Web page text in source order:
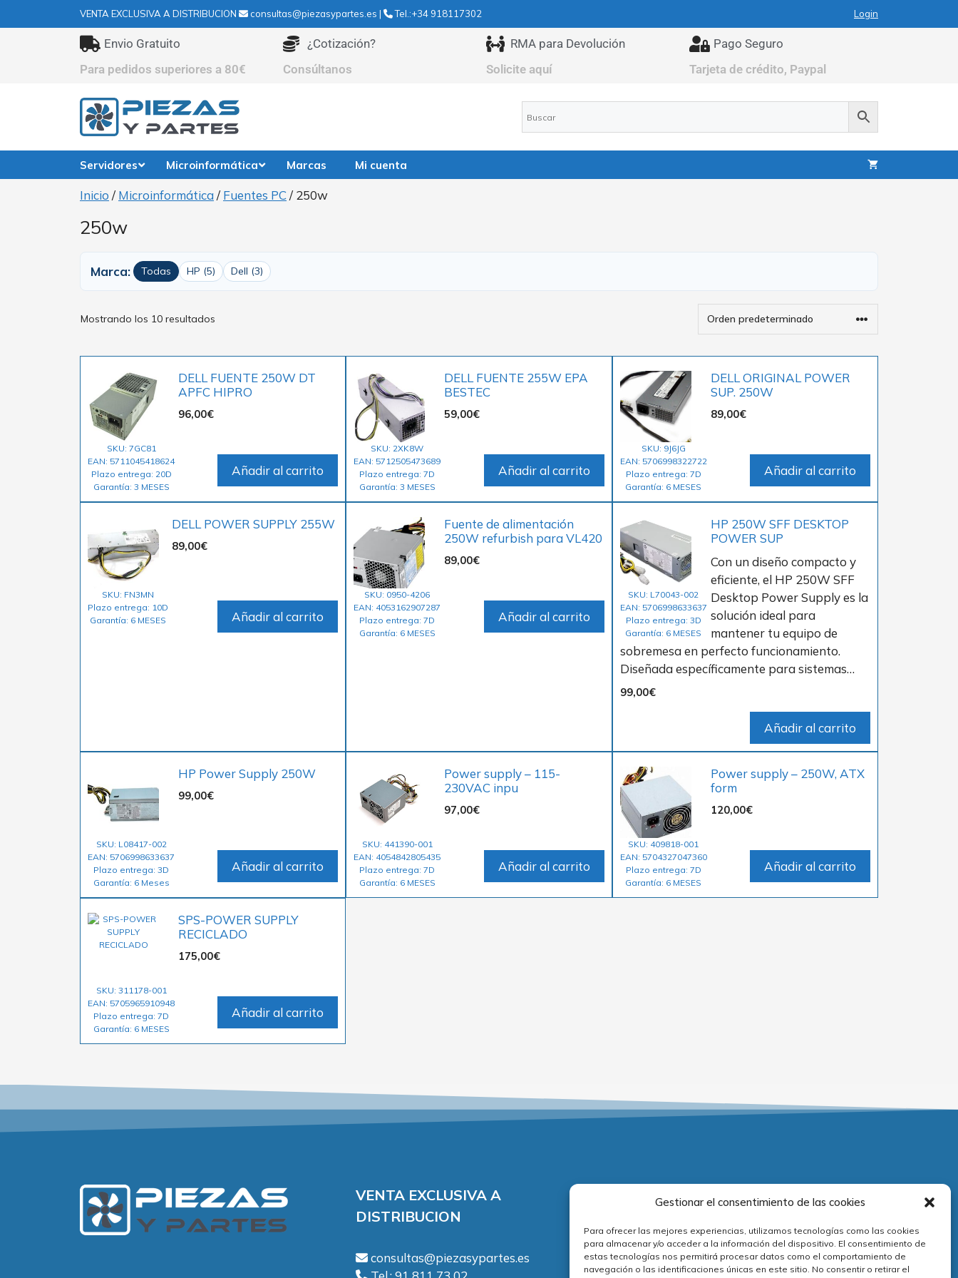
Gestionar el consentimiento de las cookies
Para ofrecer las mejores experiencias, utilizamos tecnologías como las cookies
para almacenar y/o acceder a la información del dispositivo. El consentimiento de
estas tecnologías nos permitirá procesar datos como el comportamiento de
navegación o las identificaciones únicas en este sitio. No consentir o retirar el
Login
VENTA EXCLUSIVA A DISTRIBUCION consultas@piezasypartes.es | Tel.:+34 918117302
Envio Gratuito
Para pedidos superiores a 80€
¿Cotización?
Consúltanos
RMA para Devolución
Solicite aquí
Pago Seguro
Tarjeta de crédito, Paypal
Servidores Microinformática Marcas Mi cuenta
Inicio / Microinformática/ Fuentes PC/ 250w
250w
Marca: Todas HP (5) Dell (3)
Mostrando los 10 resultados
SKU: 7GC81
EAN: 5711045418624
Plazo entrega: 20D
Garantía: 3 MESES
DELL FUENTE 250W DT
APFC HIPRO
96,00€
Añadir al carrito
SKU: 2XK8W
EAN: 5712505473689
Plazo entrega: 7D
Garantía: 3 MESES
DELL FUENTE 255W EPA
BESTEC
59,00€
Añadir al carrito
SKU: 9J6JG
EAN: 5706998322722
Plazo entrega: 7D
Garantía: 6 MESES
DELL ORIGINAL POWER
SUP. 250W
89,00€
Añadir al carrito
SKU: FN3MN
Plazo entrega: 10D
Garantía: 6 MESES
DELL POWER SUPPLY 255W
89,00€
Añadir al carrito
SKU: 0950-4206
EAN: 4053162907287
Plazo entrega: 7D
Garantía: 6 MESES
Fuente de alimentación
250W refurbish para VL420
89,00€
Añadir al carrito
SKU: L70043-002
EAN: 5706998633637
Plazo entrega: 3D
Garantía: 6 MESES
HP 250W SFF DESKTOP
POWER SUP
Con un diseño compacto y
eficiente, el HP 250W SFF
Desktop Power Supply es la
solución ideal para
mantener tu equipo de
sobremesa en perfecto funcionamiento.
Diseñada específicamente para sistemas…
99,00€
Añadir al carrito
SKU: L08417-002
EAN: 5706998633637
Plazo entrega: 3D
Garantía: 6 Meses
HP Power Supply 250W
99,00€
Añadir al carrito
SKU: 441390-001
EAN: 4054842805435
Plazo entrega: 7D
Garantía: 6 MESES
Power supply – 115-
230VAC inpu
97,00€
Añadir al carrito
SKU: 409818-001
EAN: 5704327047360
Plazo entrega: 7D
Garantía: 6 MESES
Power supply – 250W, ATX
form
120,00€
Añadir al carrito
SKU: 311178-001
EAN: 5705965910948
Plazo entrega: 7D
Garantía: 6 MESES
SPS-POWER SUPPLY
RECICLADO
175,00€
Añadir al carrito
VENTA EXCLUSIVA A
DISTRIBUCION
consultas@piezasypartes.es
Adecuación normativa
Aviso legal
Política de privacidad
Política de cookies